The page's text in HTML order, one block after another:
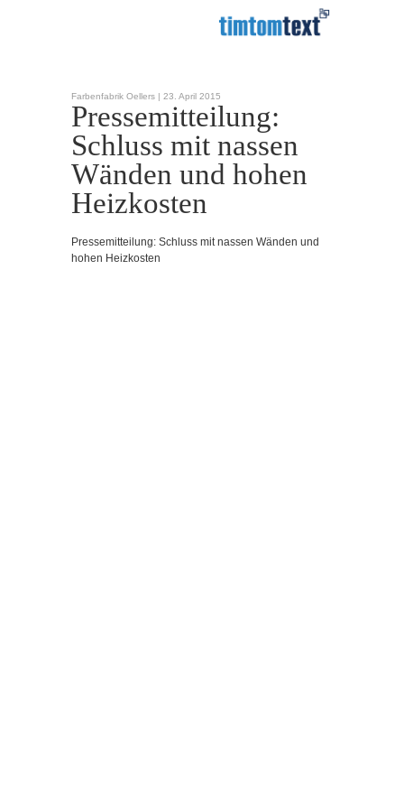
Farbenfabrik Oellers | 23. April 2015
Pressemitteilung:
Schluss mit nassen
Wänden und hohen
Heizkosten
Pressemitteilung: Schluss mit nassen Wänden und
hohen Heizkosten